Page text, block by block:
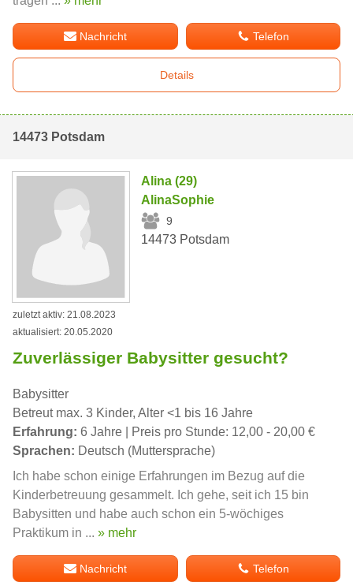
Nachricht Telefon
Details
14473 Potsdam
Alina (29)
AlinaSophie
9
14473 Potsdam
zuletzt aktiv: 21.08.2023
aktualisiert: 20.05.2020
Zuverlässiger Babysitter gesucht?
Babysitter
Betreut max. 3 Kinder, Alter <1 bis 16 Jahre
Erfahrung: 6 Jahre | Preis pro Stunde: 12,00 - 20,00 €
Sprachen: Deutsch (Muttersprache)
Ich habe schon einige Erfahrungen im Bezug auf die
Kinderbetreuung gesammelt. Ich gehe, seit ich 15 bin
Babysitten und habe auch schon ein 5-wöchiges
Praktikum in ... » mehr
Nachricht Telefon